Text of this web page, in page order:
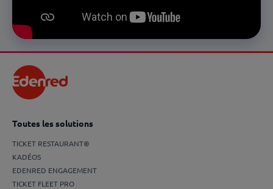
Toutes les solutions
TICKET RESTAURANT®
KADÉOS
EDENRED ENGAGEMENT
TICKET FLEET PRO